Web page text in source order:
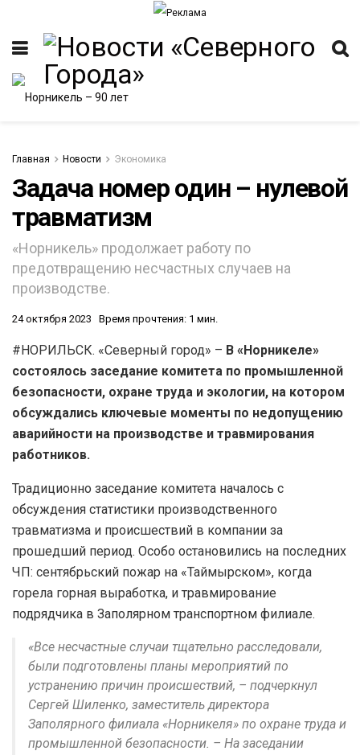
Главная Новости Экономика
Задача номер один – нулевой
травматизм
«Норникель» продолжает работу по
предотвращению несчастных случаев на
производстве.
24 октября 2023 Время прочтения: 1 мин.
#НОРИЛЬСК. «Северный город» – В «Норникеле»
состоялось заседание комитета по промышленной
безопасности, охране труда и экологии, на котором
обсуждались ключевые моменты по недопущению
аварийности на производстве и травмирования
работников.
Традиционно заседание комитета началось с
обсуждения статистики производственного
травматизма и происшествий в компании за
прошедший период. Особо остановились на последних
ЧП: сентябрьский пожар на «Таймырском», когда
горела горная выработка, и травмирование
подрядчика в Заполярном транспортном филиале.
«Все несчастные случаи тщательно расследовали,
были подготовлены планы мероприятий по
устранению причин происшествий, – подчеркнул
Сергей Шиленко, заместитель директора
Заполярного филиала «Норникеля» по охране труда и
промышленной безопасности. – На заседании